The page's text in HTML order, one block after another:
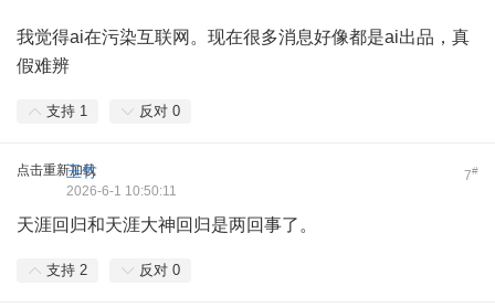
我觉得ai在污染互联网。现在很多消息好像都是ai出品，真
假难辨
支持 1 反对 0
点击重新加载 7#
玉竹
2026-6-1 10:50:11
天涯回归和天涯大神回归是两回事了。
支持 2 反对 0